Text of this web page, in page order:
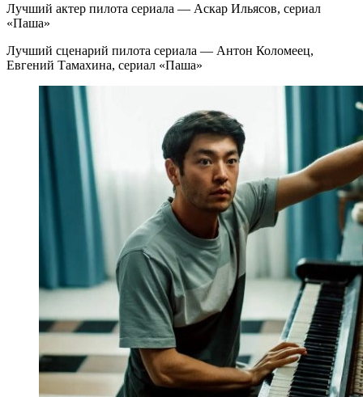
Лучший актер пилота сериала — Аскар Ильясов, сериал
«Паша»
Лучший сценарий пилота сериала — Антон Коломеец,
Евгений Тамахина, сериал «Паша»